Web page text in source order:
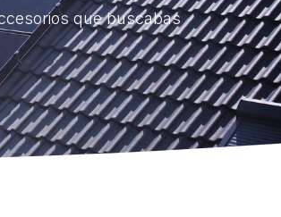
que buscabas